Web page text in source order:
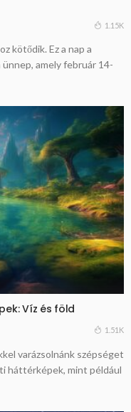
1.15K
kötődik. Ez a nap a
amely február 14-
Víz és föld
1.51K
varázsolnánk szépséget
háttérképek, mint például